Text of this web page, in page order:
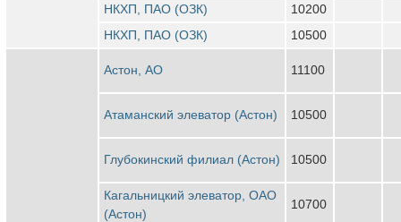
НКХП, ПАО (ОЗК)
10200
НКХП, ПАО (ОЗК)
10500
Астон, АО 11100
Атаманский элеватор (Астон) 10500
Глубокинский филиал (Астон) 10500
Кагальницкий элеватор, ОАО
(Астон)
10700